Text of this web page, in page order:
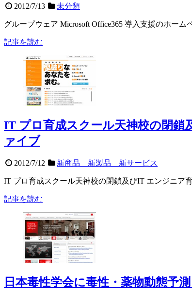
2012/7/13 未分類
グループウェア Microsoft Office365 導入支援のホーム
記事を読む
IT プロ育成スクール天神校の閉
ァイブ
2012/7/12 新商品 新製品 新サービス
IT プロ育成スクール天神校の閉鎖及びIT エンジニ
記事を読む
日本毒性学会に毒性・薬物動態